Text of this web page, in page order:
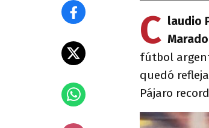
C laudio
fútbol
quedó
Pájaro